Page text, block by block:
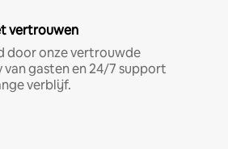
vertrouwen
door onze vertrouwde
gasten en 24/7 support
verblijf.